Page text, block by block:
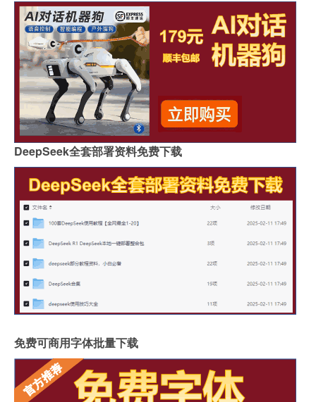
DeepSeek全套部署资料免费下载
免费可商用字体批量下载